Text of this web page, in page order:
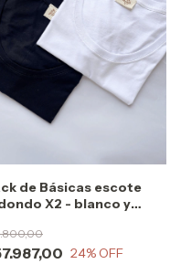
de Básicas escote
X2 - blanco y
24% OFF